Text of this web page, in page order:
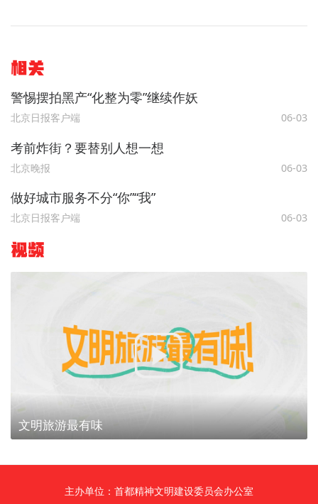
相关
警惕摆拍黑产“化整为零”继续作妖
北京日报客户端 06-03
考前炸街？要替别人想一想
北京晚报 06-03
做好城市服务不分“你”“我”
北京日报客户端 06-03
视频
文明旅游最有味
主办单位：首都精神文明建设委员会办公室